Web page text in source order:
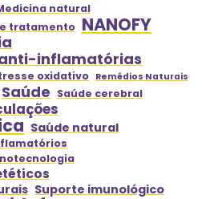
natural
tratamento NANOFY
inflamatórias
oxidativo
Remédios Naturais
Saúde Saúde cerebral
Saúde natural
Suporte imunológico